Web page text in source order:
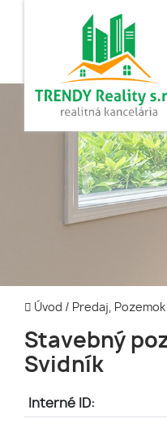
Úvod / Predaj,
Stavebný
Svidník
Interné ID: